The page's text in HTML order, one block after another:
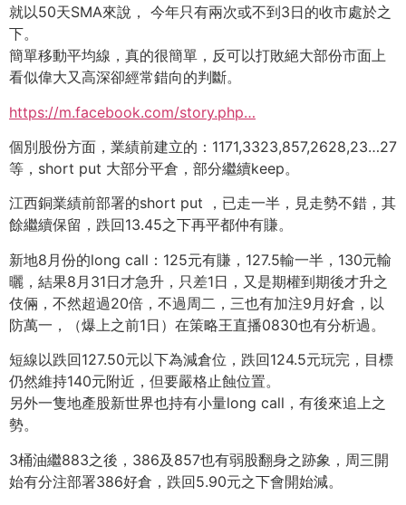
就以50天SMA來說， 今年只有兩次或不到3日的收市處於之
下。
簡單移動平均線，真的很簡單，反可以打敗絕大部份市面上
看似偉大又高深卻經常錯向的判斷。
https://m.facebook.com/story.php…
個別股份方面，業績前建立的：1171,3323,857,2628,23…27
等，short put 大部分平倉，部分繼續keep。
江西銅業績前部署的short put ，已走一半，見走勢不錯，其
餘繼續保留，跌回13.45之下再平都仲有賺。
新地8月份的long call：125元有賺，127.5輸一半，130元輸
曬，結果8月31日才急升，只差1日，又是期權到期後才升之
伎倆，不然超過20倍，不過周二，三也有加注9月好倉，以
防萬一，（爆上之前1日）在策略王直播0830也有分析過。
短線以跌回127.50元以下為減倉位，跌回124.5元玩完，目標
仍然維持140元附近，但要嚴格止蝕位置。
另外一隻地產股新世界也持有小量long call，有後來追上之
勢。
3桶油繼883之後，386及857也有弱股翻身之跡象，周三開
始有分注部署386好倉，跌回5.90元之下會開始減。